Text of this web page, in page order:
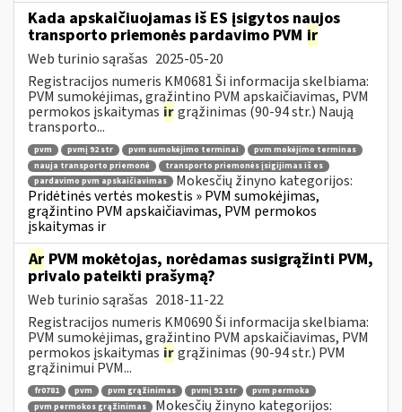
Kada apskaičiuojamas iš ES įsigytos naujos
transporto priemonės pardavimo PVM ir
Web turinio sąrašas 2025-05-20
Registracijos numeris KM0681 Ši informacija skelbiama:
PVM sumokėjimas, grąžintino PVM apskaičiavimas, PVM
permokos įskaitymas irgrąžinimas (90-94 str.) Naują
transporto...
pvm pvmį 92 str pvm sumokėjimo terminai
pvm mokėjimo terminas
nauja transporto priemonė
transporto priemonės įsigijimas iš es
pardavimo pvm apskaičiavimas
Mokesčių žinyno kategorijos:
Pridėtinės vertės mokestis » PVM sumokėjimas,
grąžintino PVM apskaičiavimas, PVM permokos
įskaitymas ir
Ar PVM mokėtojas, norėdamas susigrąžinti PVM,
privalo pateikti prašymą?
Web turinio sąrašas 2018-11-22
Registracijos numeris KM0690 Ši informacija skelbiama:
PVM sumokėjimas, grąžintino PVM apskaičiavimas, PVM
permokos įskaitymas irgrąžinimas (90-94 str.) PVM
grąžinimui PVM...
fr0781 pvm pvm grąžinimas pvmį 91 str
pvm permoka
pvm permokos grąžinimas
Mokesčių žinyno kategorijos: